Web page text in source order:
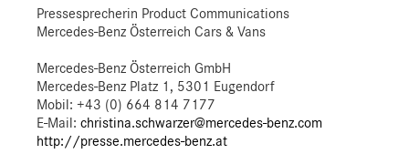
Pressesprecherin Product Communications
Mercedes-Benz Österreich Cars & Vans
Mercedes-Benz Österreich GmbH
Mercedes-Benz Platz 1, 5301 Eugendorf
Mobil: +43 (0) 664 814 7177
E-Mail: christina.schwarzer@mercedes-benz.com
http://presse.mercedes-benz.at